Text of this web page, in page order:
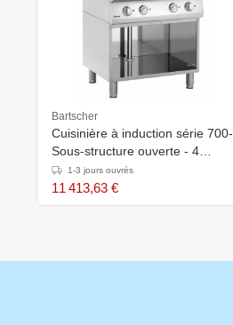
Bartscher
Cuisinière à induction série 700-
Sous-structure ouverte - 4
champs - 800x700x(h)850-
900mm
1-3 jours ouvrés
11 413,63 €